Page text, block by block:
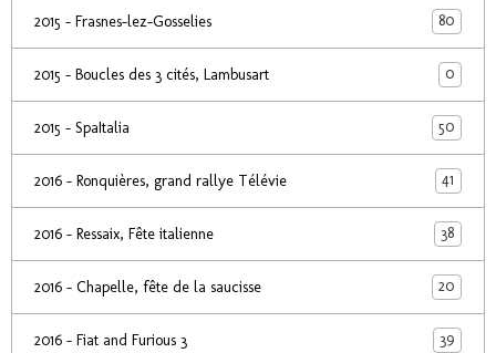
2015 - Frasnes-lez-Gosselies 80
2015 - Boucles des 3 cités, Lambusart 0
2015 - SpaItalia 50
2016 - Ronquières, grand rallye Télévie 41
2016 - Ressaix, Fête italienne 38
2016 - Chapelle, fête de la saucisse 20
2016 - Fiat and Furious 3 39